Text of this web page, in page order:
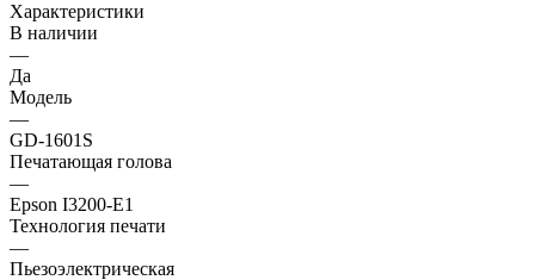
Характеристики
В наличии
—
Да
Модель
—
GD-1601S
Печатающая голова
—
Epson I3200-E1
Технология печати
—
Пьезоэлектрическая